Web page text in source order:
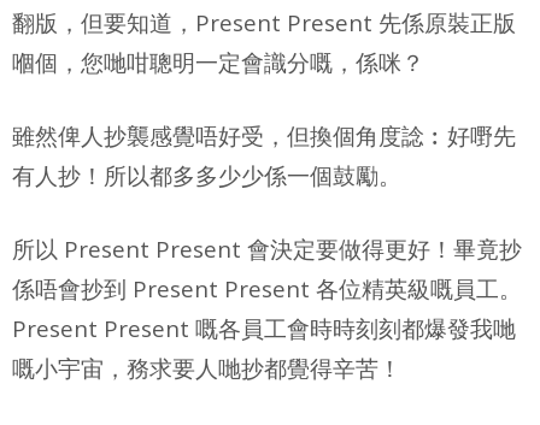
翻版，但要知道，Present Present 先係原裝正版
嗰個，您哋咁聰明一定會識分嘅，係咪？
雖然俾人抄襲感覺唔好受，但換個角度諗︰好嘢先
有人抄！所以都多多少少係一個鼓勵。
所以 Present Present 會決定要做得更好！畢竟抄
係唔會抄到 Present Present 各位精英級嘅員工。
Present Present 嘅各員工會時時刻刻都爆發我哋
嘅小宇宙，務求要人哋抄都覺得辛苦！